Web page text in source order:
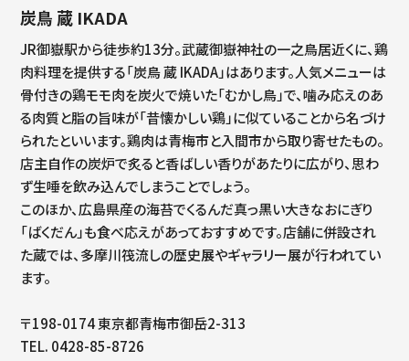
炭鳥 蔵 IKADA
JR御嶽駅から徒歩約13分。武蔵御嶽神社の一之鳥居近くに、鶏
肉料理を提供する「炭鳥 蔵 IKADA」はあります。人気メニューは
骨付きの鶏モモ肉を炭火で焼いた「むかし鳥」で、噛み応えのあ
る肉質と脂の旨味が「昔懐かしい鶏」に似ていることから名づけ
られたといいます。鶏肉は青梅市と入間市から取り寄せたもの。
店主自作の炭炉で炙ると香ばしい香りがあたりに広がり、思わ
ず生唾を飲み込んでしまうことでしょう。
このほか、広島県産の海苔でくるんだ真っ黒い大きなおにぎり
「ばくだん」も食べ応えがあっておすすめです。店舗に併設され
た蔵では、多摩川筏流しの歴史展やギャラリー展が行われてい
ます。
〒198-0174 東京都青梅市御岳2-313
TEL. 0428-85-8726